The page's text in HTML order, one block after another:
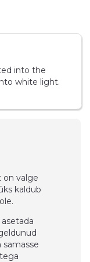
into the
white light.
on valge
kaldub
samasse